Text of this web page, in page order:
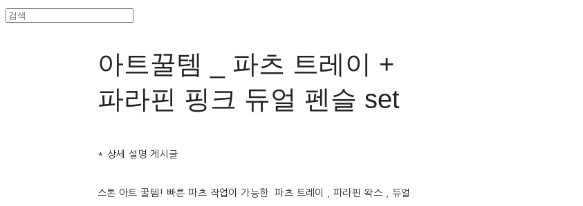
아트꿀템 _ 파츠 트레이 +
파라핀 핑크 듀얼 펜슬 set
* 상세 설명 게시글
스톤 아트 꿀템! 빠른 파츠 작업이 가능한 파츠 트레이 , 파라핀 왁스 , 듀얼